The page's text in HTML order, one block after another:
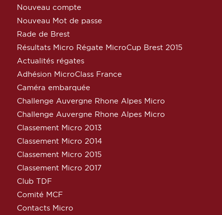
Nouveau compte
Nouveau Mot de passe
Rade de Brest
Résultats Micro Régate MicroCup Brest 2015
Actualités régates
Adhésion MicroClass France
Caméra embarquée
Challenge Auvergne Rhone Alpes Micro
Challenge Auvergne Rhone Alpes Micro
Classement Micro 2013
Classement Micro 2014
Classement Micro 2015
Classement Micro 2017
Club TDF
Comité MCF
Contacts Micro